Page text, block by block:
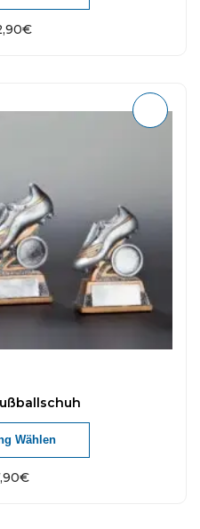
€
€
Wählen